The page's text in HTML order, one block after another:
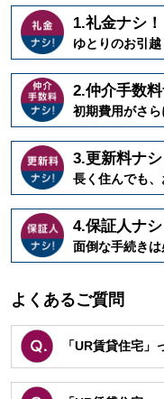
1.礼金ナシ！
ゆとりのお引
2.仲介手数料
初期費用がさら
3.更新料ナシ
長く住んでも、
4.保証人ナシ
面倒な手続きは
よくあるご質問
「UR賃貸住宅」